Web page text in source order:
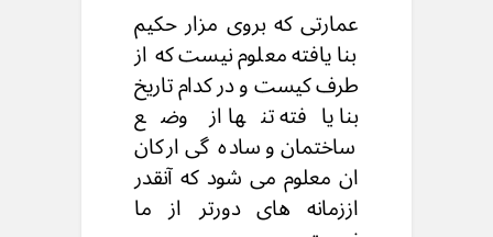
عمارتی که بروی مزار حکیم
بنا یافته معلوم نیست که از
طرف کیست و در کدام تاریخ
بنا یافته تنها از وضع
ساختمان و ساده گی ارکان
ان معلوم می شود که آنقدر
اززمانه های دورتر از ما